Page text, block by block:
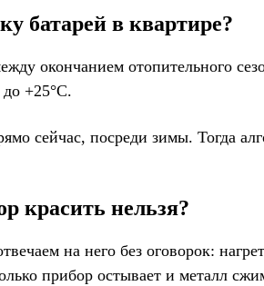
батарей в квартире?
окончанием отопительного
до +25°С.
сейчас, посреди зимы. Тогда
красить нельзя?
на него без оговорок:
прибор остывает и металл